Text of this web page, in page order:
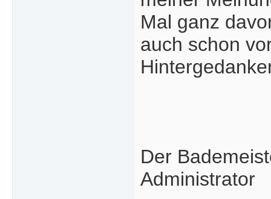
Mal ganz
auch schon
Der
Administrator